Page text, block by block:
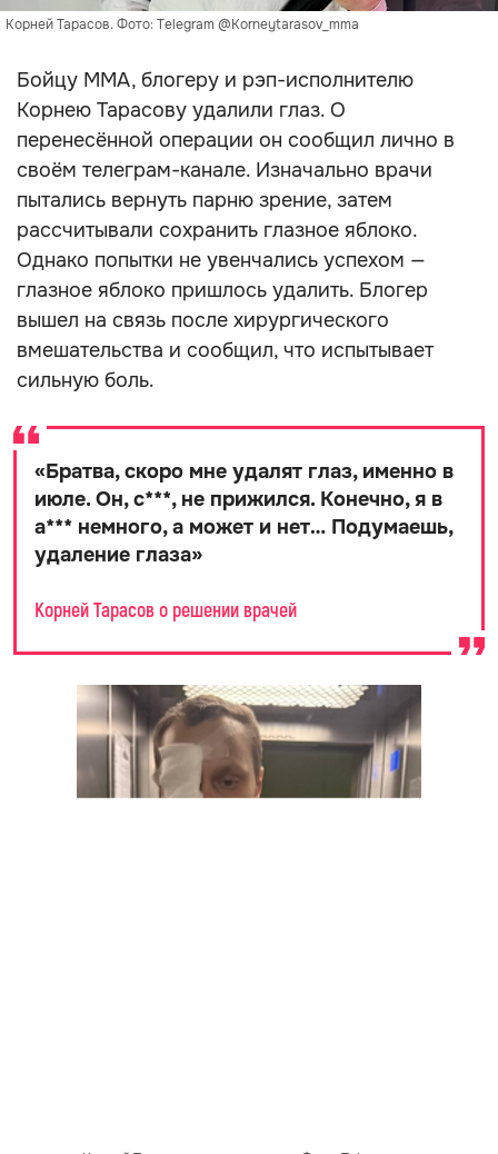
Корней Тарасов. Фото: Telegram @Korneytarasov_mma
Бойцу ММА, блогеру и рэп-исполнителю
Корнею Тарасову удалили глаз. О
перенесённой операции он сообщил лично в
своём телеграм-канале. Изначально врачи
пытались вернуть парню зрение, затем
рассчитывали сохранить глазное яблоко.
Однако попытки не увенчались успехом —
глазное яблоко пришлось удалить. Блогер
вышел на связь после хирургического
вмешательства и сообщил, что испытывает
сильную боль.
«Братва, скоро мне удалят глаз, именно в
июле. Он, с***, не прижился. Конечно, я в
а*** немного, а может и нет… Подумаешь,
удаление глаза»
Корней Тарасов о решении врачей